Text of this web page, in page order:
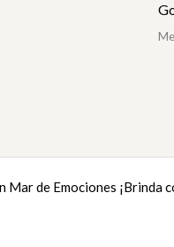
Mar de Emociones